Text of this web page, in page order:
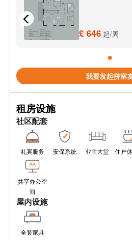
Leamouth Road Stop BC
Blackwall Lane (Stop Mu)
DLR Royal Victoria
Coldharbour Stop F
The Blue Bridge Stop E
Baffin Way Stop BD
Millennium Village South (Stop MK)
Tunnel Avenue (Stop MP)
Milllennium Leisure Park West Stop Me
Millennium Leisure Park East Stop MF
Christ Church Primary School Stop MR
£ 646 起/周
我要发起拼室
租房设施
社区配套
礼宾服务 安保系统 业主大堂 住户
共享办公空
间
屋内设施
全套家具